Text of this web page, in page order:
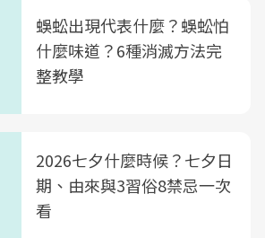
蜈蚣出現代表什麼？蜈蚣怕
什麼味道？6種消滅方法完
整教學
2026七夕什麼時候？七夕日
期、由來與3習俗8禁忌一次
看